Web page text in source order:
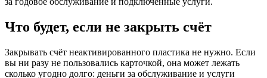
Что будет, если не закрыть счёт
Закрывать счёт неактивированного пластика не нужно. Если
вы ни разу не пользовались карточкой, она может лежать
сколько угодно долго: деньги за обслуживание и услуги